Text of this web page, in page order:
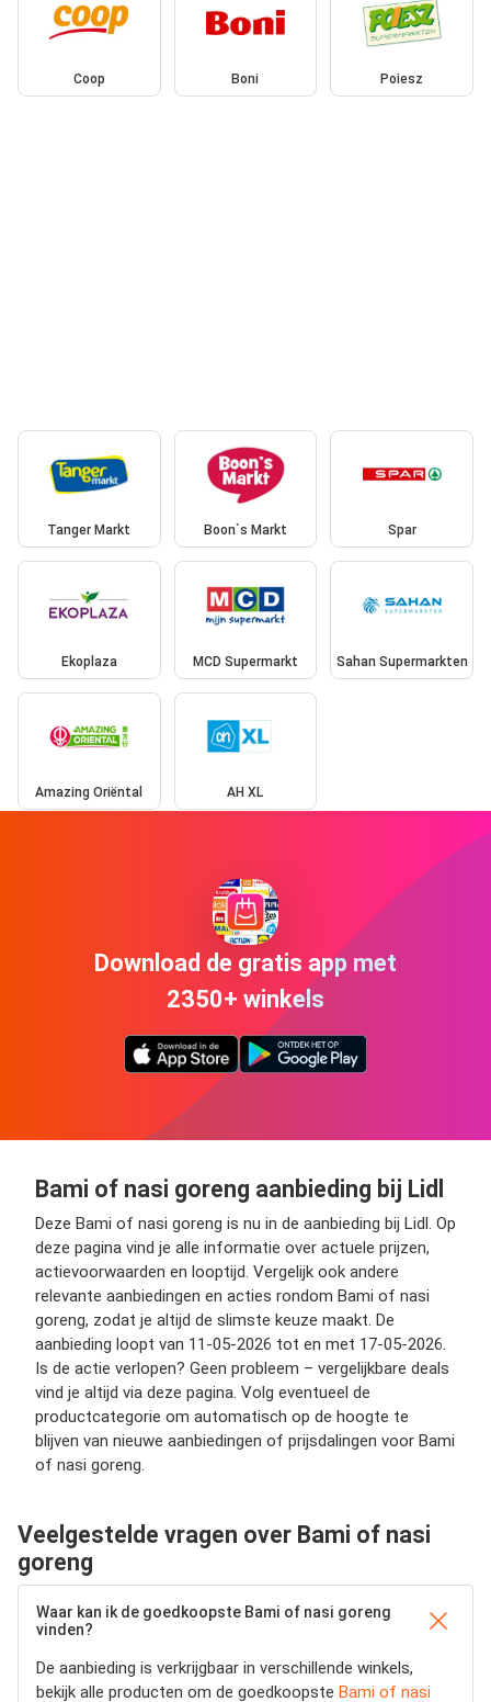
Coop Boni Poiesz
Tanger Markt Boon`s Markt Spar
Ekoplaza MCD Supermarkt Sahan Supermarkten
Amazing Oriëntal AH XL
Download de gratis app met
2350+ winkels
Bami of nasi goreng aanbieding bij Lidl
Deze Bami of nasi goreng is nu in de aanbieding bij Lidl. Op
deze pagina vind je alle informatie over actuele prijzen,
actievoorwaarden en looptijd. Vergelijk ook andere
relevante aanbiedingen en acties rondom Bami of nasi
goreng, zodat je altijd de slimste keuze maakt. De
aanbieding loopt van 11-05-2026 tot en met 17-05-2026.
Is de actie verlopen? Geen probleem – vergelijkbare deals
vind je altijd via deze pagina. Volg eventueel de
productcategorie om automatisch op de hoogte te
blijven van nieuwe aanbiedingen of prijsdalingen voor Bami
of nasi goreng.
Veelgestelde vragen over Bami of nasi
goreng
Waar kan ik de goedkoopste Bami of nasi goreng
vinden?
De aanbieding is verkrijgbaar in verschillende winkels,
bekijk alle producten om de goedkoopste Bami of nasi